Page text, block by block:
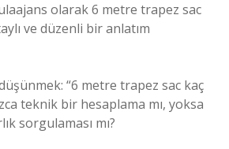
olarak 6 metre trapez sac
ve düzenli bir anlatım
“6 metre trapez sac kaç
teknik bir hesaplama mı, yoksa
sorgulaması mı?